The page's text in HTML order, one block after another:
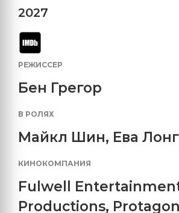
2027
РЕЖИССЕР
Бен Грегор
В РОЛЯХ
Майкл Шин, Ева
КИНОКОМПАНИЯ
Fulwell
Productions,